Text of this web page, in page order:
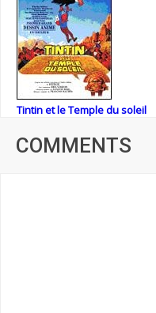
Tintin et le Temple du soleil
COMMENTS